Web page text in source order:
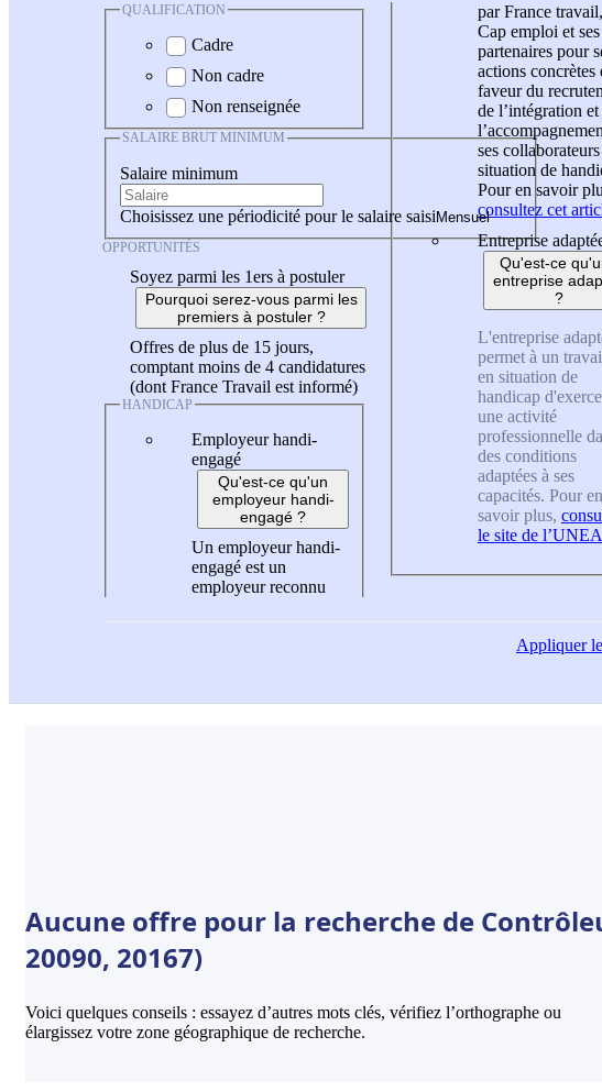
QUALIFICATION
Cadre
Non cadre
Non renseignée
SALAIRE BRUT MINIMUM
Salaire minimum
Choisissez une périodicité pour le salaire saisi
OPPORTUNITÉS
Soyez parmi les 1ers à postuler
Pourquoi serez-vous parmi les
premiers à postuler ?
Offres de plus de 15 jours,
comptant moins de 4 candidatures
(dont France Travail est informé)
HANDICAP
Employeur handi-
engagé
Qu'est-ce qu'un
employeur handi-
engagé ?
Un employeur handi-
engagé est un
employeur reconnu
par France travail,
Cap emploi et ses
partenaires pour
actions concrètes
faveur du
de l’intégration et
ses
situation de
Pour en savoir
consultez cet
Entreprise
Qu'est-ce
entreprise
?
L'entreprise
permet à un
en situation de
handicap
une activité
professionnelle
des conditions
adaptées à ses
capacités. Pour en
savoir plus,
le site de l’UNEA
Appliquer
Aucune offre pour la recherche de
20090, 20167)
Voici quelques conseils : essayez d’autres mots clés, vérifiez l’orthographe ou
élargissez votre zone géographique de recherche.